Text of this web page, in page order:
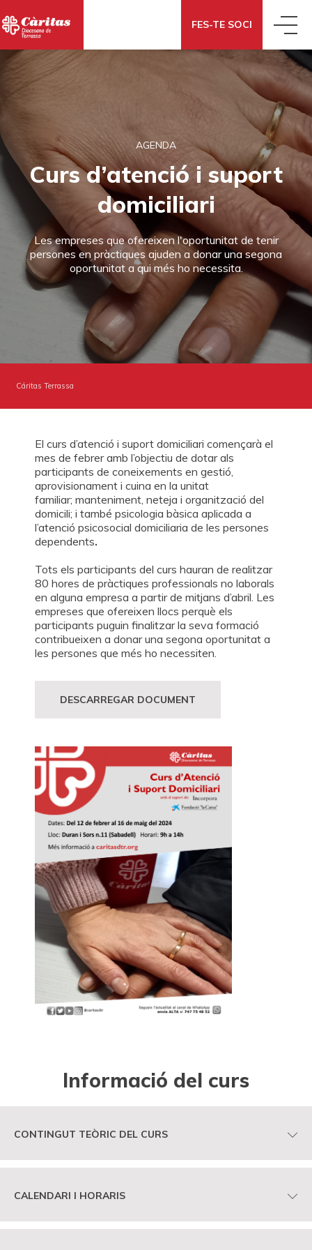
FES-TE SOCI
ACCESO PARA USUARIOS
ESPAÑOL (ES)
QUIÉNES SOMOS
DÓNDE ESTAMOS
CÓMO NOS FINANCIAMOS
PORTAL DE TRANSPARENCIA
ACCIÓN SOCIAL
ECONOMÍA SOLIDARIA
COOPERACIÓN INTERNACIONAL
EMERGENCIAS
QUÉ DECIMOS
NOTICIAS
BLOG
QUÉ PUEDES HACER TÚ
DONAR
HAZTE VOLUNTARIO
TE AYUDAMOS
HACTE SOCIO
AGENDA
Curs d’atenció i suport
domiciliari
Les empreses que ofereixen l'oportunitat de tenir
persones en pràctiques ajuden a donar una segona
oportunitat a qui més ho necessita.
Cáritas Terrassa
El curs d’atenció i suport domiciliari començarà el
mes de febrer amb l’objectiu de dotar als
participants de coneixements en gestió,
aprovisionament i cuina en la unitat
familiar; manteniment, neteja i organització del
domicili; i també psicologia bàsica aplicada a
l’atenció psicosocial domiciliaria de les persones
dependents.
Tots els participants del curs hauran de realitzar
80 hores de pràctiques professionals no laborals
en alguna empresa a partir de mitjans d’abril. Les
empreses que ofereixen llocs perquè els
participants puguin finalitzar la seva formació
contribueixen a donar una segona oportunitat a
les persones que més ho necessiten.
DESCARREGAR DOCUMENT
Informació del curs
CONTINGUT TEÒRIC DEL CURS
Gestió, aprovisionament i cuina en la unitat familiar de
Manteniment, neteja i organització del domicili de les
CALENDARI I HORARIS